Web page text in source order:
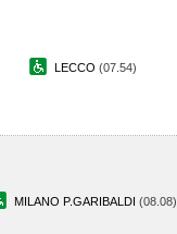
LECCO (07.54)
MILANO P.GARIBALDI (08.08)